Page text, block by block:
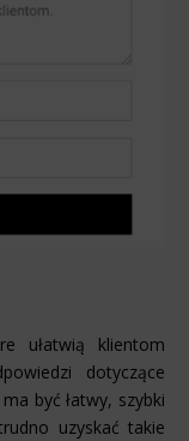
ułatwią klientom
dotyczące
być łatwy, szybki
uzyskać takie